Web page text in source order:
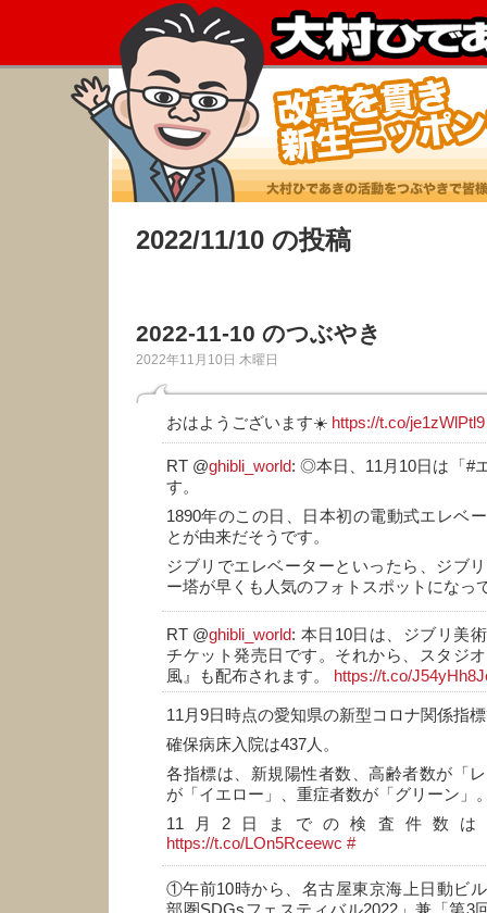
2022/11/10 の投稿
2022-11-10 のつぶやき
2022年11月10日 木曜日
おはようございます☀️ https://t.co/je1zWlPtl9
RT @ghibli_world: ◎本日、11月10日は「#
す。
1890年のこの日、日本初の電動式エレベ
とが由来だそうです。
ジブリでエレベーターといったら、ジブ
ー塔が早くも人気のフォトスポットにな
RT @ghibli_world: 本日10日は、ジブリ美
チケット発売日です。それから、スタジ
風』も配布されます。
https://t.co/
11月9日時点の愛知県の新型コロナ関係指
確保病床入院は437人。
各指標は、新規陽性者数、高齢者数が「
が「イエロー」、重症者数が「グリーン」
11月2日までの検査件数は
https://t.co/LOn5Rceewc #
①午前10時から、名古屋東京海上日動ビ